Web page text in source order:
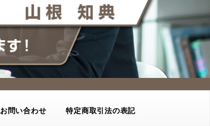
お問い合わせ 特定商取引法の表記